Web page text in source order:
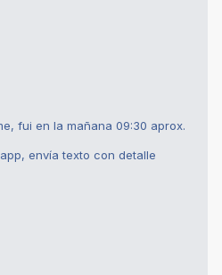
fui en la mañana 09:30 aprox.
envía texto con detalle